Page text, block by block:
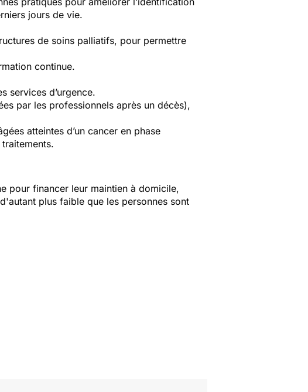
jours de vie.
de soins palliatifs, pour permettre
continue.
services d’urgence.
par les professionnels après un décès),
atteintes d’un cancer en phase
pour financer leur maintien à domicile,
plus faible que les personnes sont